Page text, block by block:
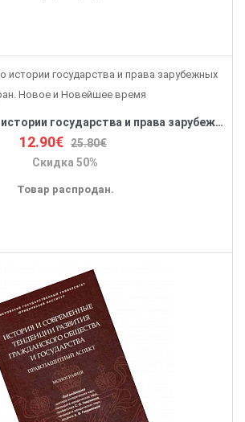
Хрестоматия по истории государства и права зарубежных стран. Новое и Новейшее время
12.90€ 25.80€
Скидка 50%
Товар распродан.